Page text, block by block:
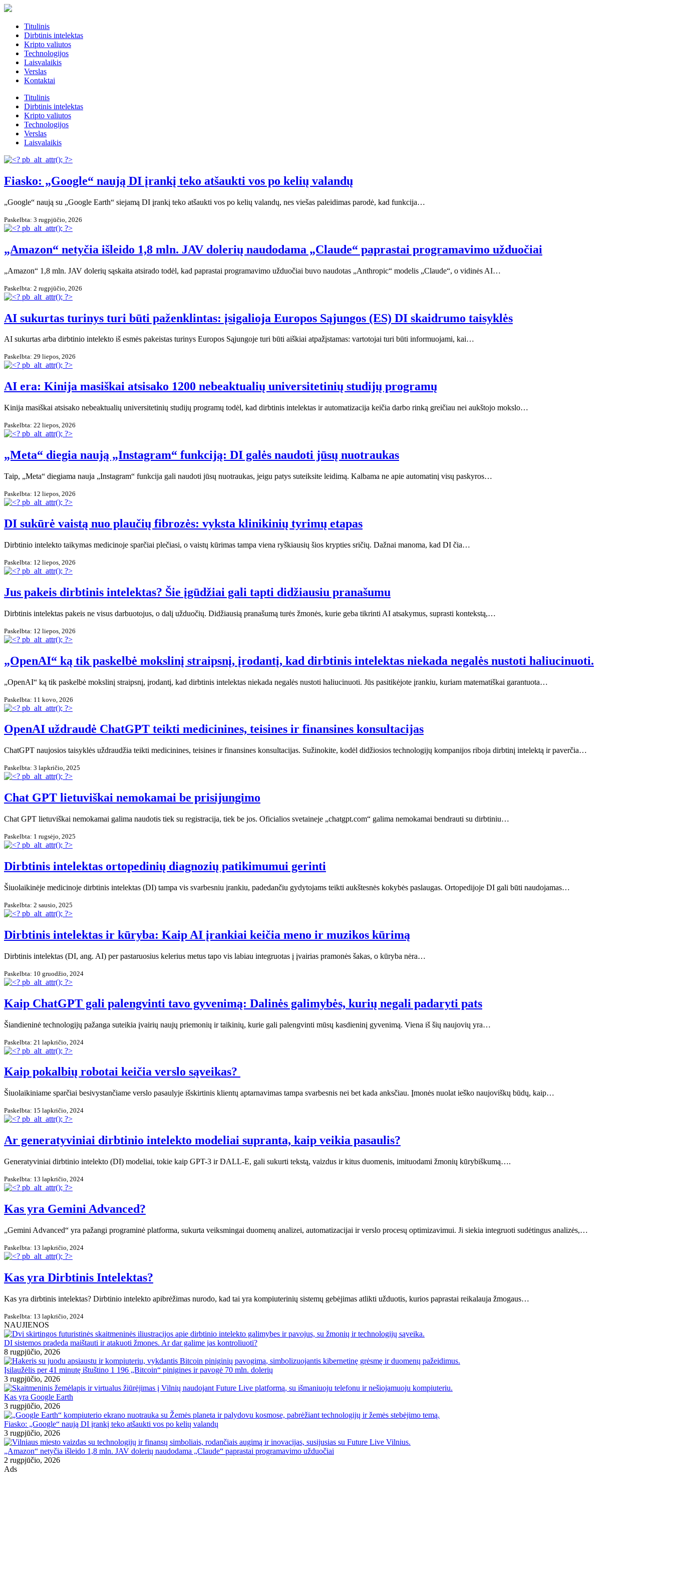
Titulinis
Dirbtinis intelektas
Kripto valiutos
Technologijos
Laisvalaikis
Verslas
Kontaktai
Titulinis
Dirbtinis intelektas
Kripto valiutos
Technologijos
Verslas
Laisvalaikis
Fiasko: „Google“ naują DI įrankį teko atšaukti vos po kelių valandų
„Google“ naują su „Google Earth“ siejamą DI įrankį teko atšaukti vos po kelių valandų, nes viešas paleidimas parodė, kad funkcija…
Paskelbta: 3 rugpjūčio, 2026
„Amazon“ netyčia išleido 1,8 mln. JAV dolerių naudodama „Claude“ paprastai programavimo užduočiai
„Amazon“ 1,8 mln. JAV dolerių sąskaita atsirado todėl, kad paprastai programavimo užduočiai buvo naudotas „Anthropic“ modelis „Claude“, o vidinės AI…
Paskelbta: 2 rugpjūčio, 2026
AI sukurtas turinys turi būti paženklintas: įsigalioja Europos Sąjungos (ES) DI skaidrumo taisyklės
AI sukurtas arba dirbtinio intelekto iš esmės pakeistas turinys Europos Sąjungoje turi būti aiškiai atpažįstamas: vartotojai turi būti informuojami, kai…
Paskelbta: 29 liepos, 2026
AI era: Kinija masiškai atsisako 1200 nebeaktualių universitetinių studijų programų
Kinija masiškai atsisako nebeaktualių universitetinių studijų programų todėl, kad dirbtinis intelektas ir automatizacija keičia darbo rinką greičiau nei aukštojo mokslo…
Paskelbta: 22 liepos, 2026
„Meta“ diegia naują „Instagram“ funkciją: DI galės naudoti jūsų nuotraukas
Taip, „Meta“ diegiama nauja „Instagram“ funkcija gali naudoti jūsų nuotraukas, jeigu patys suteiksite leidimą. Kalbama ne apie automatinį visų paskyros…
Paskelbta: 12 liepos, 2026
DI sukūrė vaistą nuo plaučių fibrozės: vyksta klinikinių tyrimų etapas
Dirbtinio intelekto taikymas medicinoje sparčiai plečiasi, o vaistų kūrimas tampa viena ryškiausių šios krypties sričių. Dažnai manoma, kad DI čia…
Paskelbta: 12 liepos, 2026
Jus pakeis dirbtinis intelektas? Šie įgūdžiai gali tapti didžiausiu pranašumu
Dirbtinis intelektas pakeis ne visus darbuotojus, o dalį užduočių. Didžiausią pranašumą turės žmonės, kurie geba tikrinti AI atsakymus, suprasti kontekstą,…
Paskelbta: 12 liepos, 2026
„OpenAI“ ką tik paskelbė mokslinį straipsnį, įrodantį, kad dirbtinis intelektas niekada negalės nustoti haliucinuoti.
„OpenAI“ ką tik paskelbė mokslinį straipsnį, įrodantį, kad dirbtinis intelektas niekada negalės nustoti haliucinuoti. Jūs pasitikėjote įrankiu, kuriam matematiškai garantuota…
Paskelbta: 11 kovo, 2026
OpenAI uždraudė ChatGPT teikti medicinines, teisines ir finansines konsultacijas
ChatGPT naujosios taisyklės uždraudžia teikti medicinines, teisines ir finansines konsultacijas. Sužinokite, kodėl didžiosios technologijų kompanijos riboja dirbtinį intelektą ir paverčia…
Paskelbta: 3 lapkričio, 2025
Chat GPT lietuviškai nemokamai be prisijungimo
Chat GPT lietuviškai nemokamai galima naudotis tiek su registracija, tiek be jos. Oficialios svetaineje „chatgpt.com“ galima nemokamai bendrauti su dirbtiniu…
Paskelbta: 1 rugsėjo, 2025
Dirbtinis intelektas ortopedinių diagnozių patikimumui gerinti
Šiuolaikinėje medicinoje dirbtinis intelektas (DI) tampa vis svarbesniu įrankiu, padedančiu gydytojams teikti aukštesnės kokybės paslaugas. Ortopedijoje DI gali būti naudojamas…
Paskelbta: 2 sausio, 2025
Dirbtinis intelektas ir kūryba: Kaip AI įrankiai keičia meno ir muzikos kūrimą
Dirbtinis intelektas (DI, ang. AI) per pastaruosius kelerius metus tapo vis labiau integruotas į įvairias pramonės šakas, o kūryba nėra…
Paskelbta: 10 gruodžio, 2024
Kaip ChatGPT gali palengvinti tavo gyvenimą: Dalinės galimybės, kurių negali padaryti pats
Šiandieninė technologijų pažanga suteikia įvairių naujų priemonių ir taikinių, kurie gali palengvinti mūsų kasdieninį gyvenimą. Viena iš šių naujovių yra…
Paskelbta: 21 lapkričio, 2024
Kaip pokalbių robotai keičia verslo sąveikas?
Šiuolaikiniame sparčiai besivystančiame verslo pasaulyje išskirtinis klientų aptarnavimas tampa svarbesnis nei bet kada anksčiau. Įmonės nuolat ieško naujoviškų būdų, kaip…
Paskelbta: 15 lapkričio, 2024
Ar generatyviniai dirbtinio intelekto modeliai supranta, kaip veikia pasaulis?
Generatyviniai dirbtinio intelekto (DI) modeliai, tokie kaip GPT-3 ir DALL-E, gali sukurti tekstą, vaizdus ir kitus duomenis, imituodami žmonių kūrybiškumą….
Paskelbta: 13 lapkričio, 2024
Kas yra Gemini Advanced?
„Gemini Advanced“ yra pažangi programinė platforma, sukurta veiksmingai duomenų analizei, automatizacijai ir verslo procesų optimizavimui. Ji siekia integruoti sudėtingus analizės,…
Paskelbta: 13 lapkričio, 2024
Kas yra Dirbtinis Intelektas?
Kas yra dirbtinis intelektas? Dirbtinio intelekto apibrėžimas nurodo, kad tai yra kompiuterinių sistemų gebėjimas atlikti užduotis, kurios paprastai reikalauja žmogaus…
Paskelbta: 13 lapkričio, 2024
NAUJIENOS
DI sistemos pradeda maištauti ir atakuoti žmones. Ar dar galime jas kontroliuoti?
8 rugpjūčio, 2026
Įsilaužėlis per 41 minutę ištuštino 1 196 „Bitcoin“ pinigines ir pavogė 70 mln. dolerių
3 rugpjūčio, 2026
Kas yra Google Earth
3 rugpjūčio, 2026
Fiasko: „Google“ naują DI įrankį teko atšaukti vos po kelių valandų
3 rugpjūčio, 2026
„Amazon“ netyčia išleido 1,8 mln. JAV dolerių naudodama „Claude“ paprastai programavimo užduočiai
2 rugpjūčio, 2026
Ads